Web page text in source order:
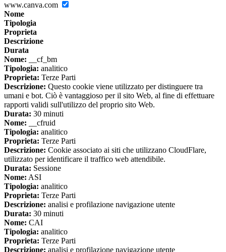
www.canva.com
Nome
Tipologia
Proprieta
Descrizione
Durata
Nome: __cf_bm
Tipologia: analitico
Proprieta: Terze Parti
Descrizione: Questo cookie viene utilizzato per distinguere tra
umani e bot. Ciò è vantaggioso per il sito Web, al fine di effettuare
rapporti validi sull'utilizzo del proprio sito Web.
Durata: 30 minuti
Nome: __cfruid
Tipologia: analitico
Proprieta: Terze Parti
Descrizione: Cookie associato ai siti che utilizzano CloudFlare,
utilizzato per identificare il traffico web attendibile.
Durata: Sessione
Nome: ASI
Tipologia: analitico
Proprieta: Terze Parti
Descrizione: analisi e profilazione navigazione utente
Durata: 30 minuti
Nome: CAI
Tipologia: analitico
Proprieta: Terze Parti
Descrizione: analisi e profilazione navigazione utente